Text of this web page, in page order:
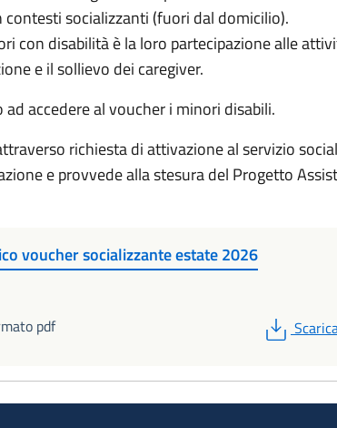
socializzanti (fuori dal domicilio).
con disabilità è la loro partecipazione alle
e il sollievo dei caregiver.
accedere al voucher i minori disabili.
richiesta di attivazione al servizio
e provvede alla stesura del Progetto
voucher socializzante estate 2026
pdf
PDF